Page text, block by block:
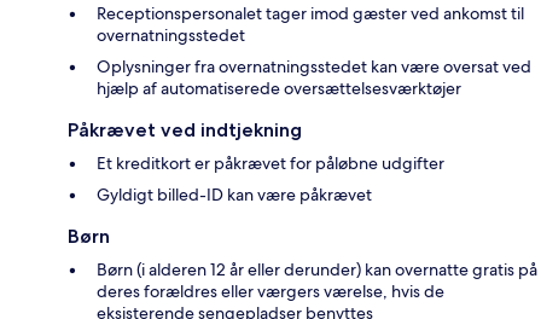
Receptionspersonalet tager imod gæster ved ankomst til
overnatningsstedet
Oplysninger fra overnatningsstedet kan være oversat ved
hjælp af automatiserede oversættelsesværktøjer
Påkrævet ved indtjekning
Et kreditkort er påkrævet for påløbne udgifter
Gyldigt billed-ID kan være påkrævet
Børn
Børn (i alderen 12 år eller derunder) kan overnatte gratis på
deres forældres eller værgers værelse, hvis de
eksisterende sengepladser benyttes